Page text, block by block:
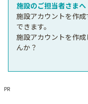
施設のご担当者さまへ
施設アカウントを作
できます。
施設アカウントを作
んか？
PR